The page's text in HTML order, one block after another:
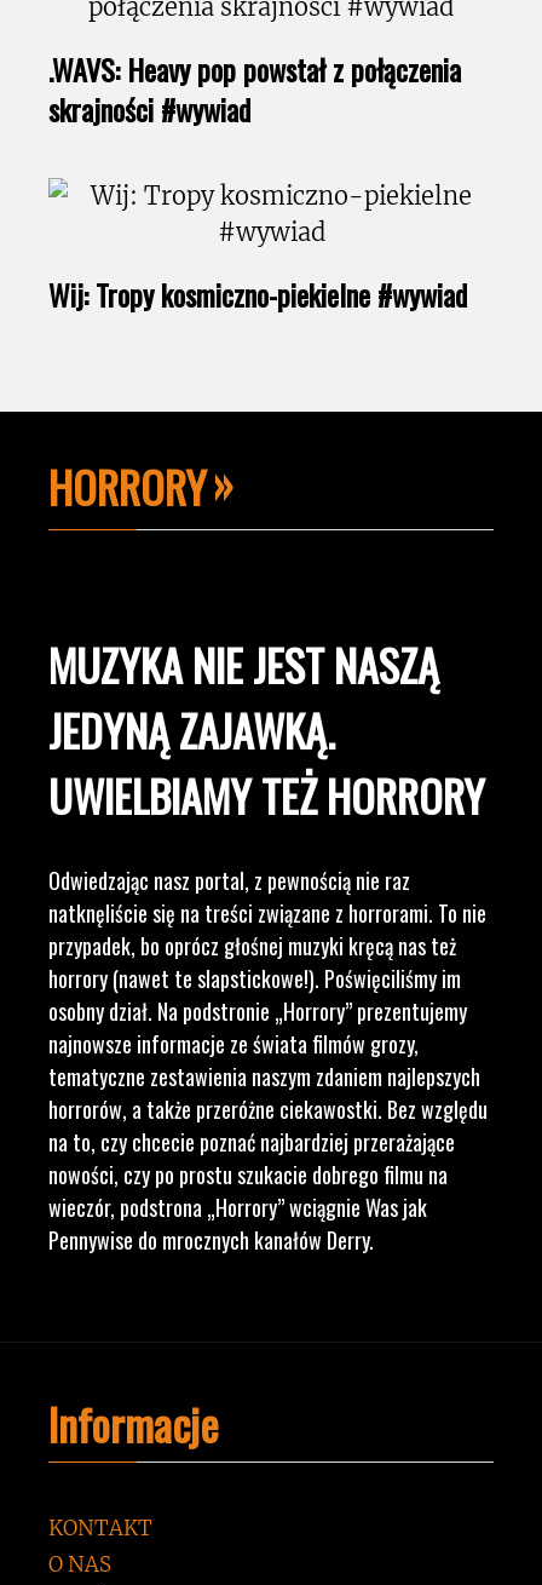
.WAVS: Heavy pop powstał z połączenia
skrajności #wywiad
Wij: Tropy kosmiczno-piekielne #wywiad
HORRORY
MUZYKA NIE JEST NASZĄ
JEDYNĄ ZAJAWKĄ.
UWIELBIAMY TEŻ HORRORY
Odwiedzając nasz portal, z pewnością nie raz
natknęliście się na treści związane z horrorami. To nie
przypadek, bo oprócz głośnej muzyki kręcą nas też
horrory (nawet te slapstickowe!). Poświęciliśmy im
osobny dział. Na podstronie „Horrory” prezentujemy
najnowsze informacje ze świata filmów grozy,
tematyczne zestawienia naszym zdaniem najlepszych
horrorów, a także przeróżne ciekawostki. Bez względu
na to, czy chcecie poznać najbardziej przerażające
nowości, czy po prostu szukacie dobrego filmu na
wieczór, podstrona „Horrory” wciągnie Was jak
Pennywise do mrocznych kanałów Derry.
Informacje
KONTAKT
O NAS